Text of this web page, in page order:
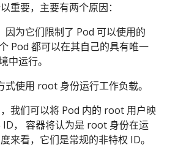
重要，主要有两个原因：
因为它们限制了 Pod 可以使用的
Pod 都可以在其自己的具有唯一
中运行。
式使用 root 身份运行工作负载。
我们可以将 Pod 内的 root 用户映
ID， 容器将认为是 root 身份在运
来看，它们是常规的非特权 ID。